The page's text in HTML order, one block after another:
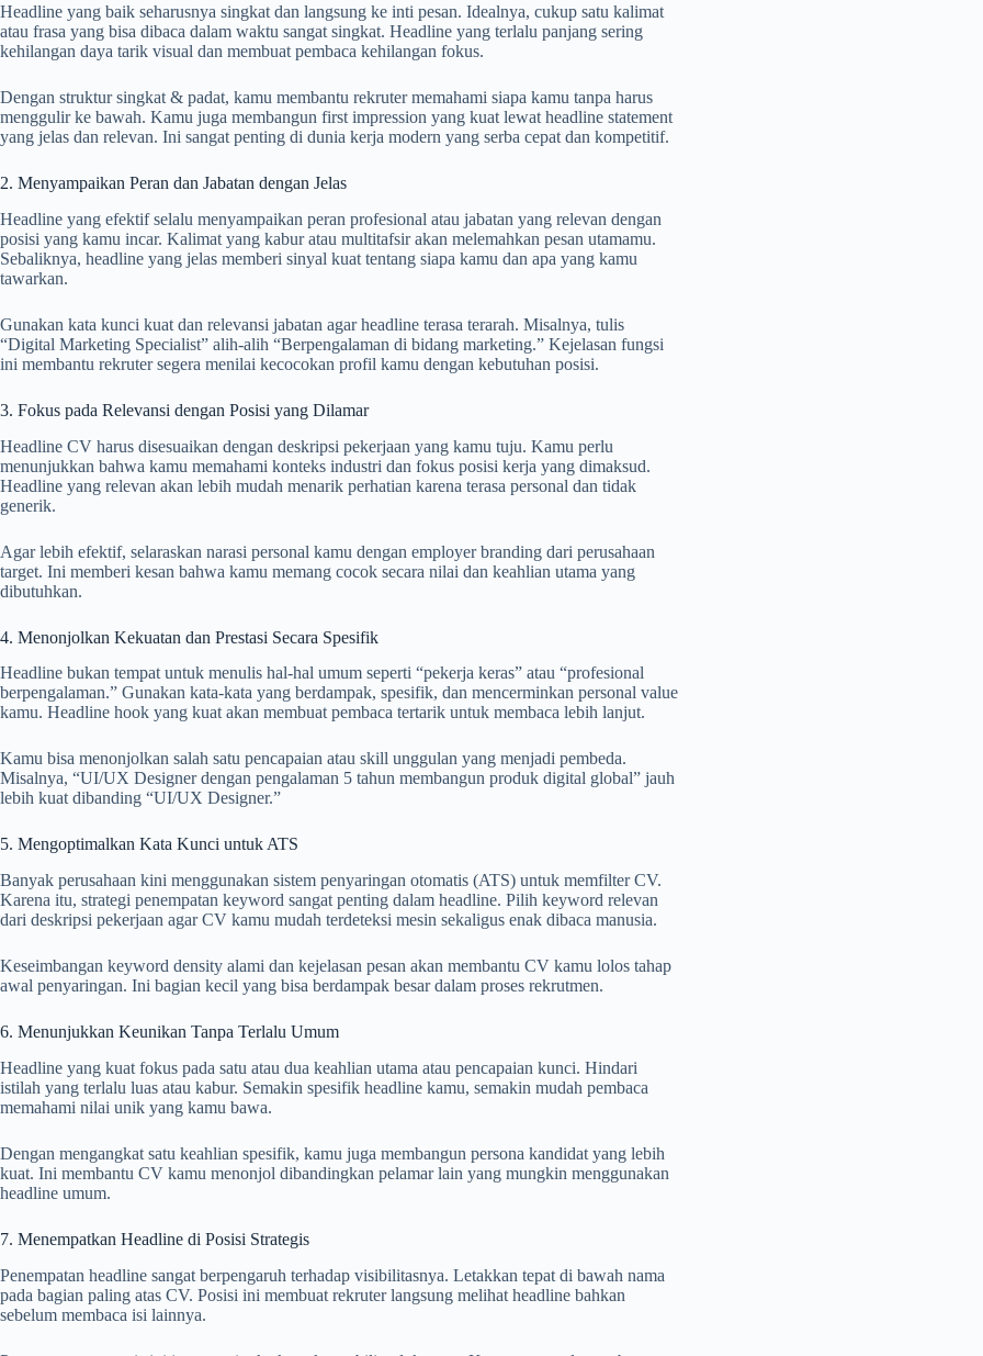
Headline yang baik seharusnya singkat dan langsung ke inti pesan. Idealnya, cukup satu kalimat
atau frasa yang bisa dibaca dalam waktu sangat singkat. Headline yang terlalu panjang sering
kehilangan daya tarik visual dan membuat pembaca kehilangan fokus.
Dengan struktur singkat & padat, kamu membantu rekruter memahami siapa kamu tanpa harus
menggulir ke bawah. Kamu juga membangun first impression yang kuat lewat headline statement
yang jelas dan relevan. Ini sangat penting di dunia kerja modern yang serba cepat dan kompetitif.
2. Menyampaikan Peran dan Jabatan dengan Jelas
Headline yang efektif selalu menyampaikan peran profesional atau jabatan yang relevan dengan
posisi yang kamu incar. Kalimat yang kabur atau multitafsir akan melemahkan pesan utamamu.
Sebaliknya, headline yang jelas memberi sinyal kuat tentang siapa kamu dan apa yang kamu
tawarkan.
Gunakan kata kunci kuat dan relevansi jabatan agar headline terasa terarah. Misalnya, tulis
“Digital Marketing Specialist” alih-alih “Berpengalaman di bidang marketing.” Kejelasan fungsi
ini membantu rekruter segera menilai kecocokan profil kamu dengan kebutuhan posisi.
3. Fokus pada Relevansi dengan Posisi yang Dilamar
Headline CV harus disesuaikan dengan deskripsi pekerjaan yang kamu tuju. Kamu perlu
menunjukkan bahwa kamu memahami konteks industri dan fokus posisi kerja yang dimaksud.
Headline yang relevan akan lebih mudah menarik perhatian karena terasa personal dan tidak
generik.
Agar lebih efektif, selaraskan narasi personal kamu dengan employer branding dari perusahaan
target. Ini memberi kesan bahwa kamu memang cocok secara nilai dan keahlian utama yang
dibutuhkan.
4. Menonjolkan Kekuatan dan Prestasi Secara Spesifik
Headline bukan tempat untuk menulis hal-hal umum seperti “pekerja keras” atau “profesional
berpengalaman.” Gunakan kata-kata yang berdampak, spesifik, dan mencerminkan personal value
kamu. Headline hook yang kuat akan membuat pembaca tertarik untuk membaca lebih lanjut.
Kamu bisa menonjolkan salah satu pencapaian atau skill unggulan yang menjadi pembeda.
Misalnya, “UI/UX Designer dengan pengalaman 5 tahun membangun produk digital global” jauh
lebih kuat dibanding “UI/UX Designer.”
5. Mengoptimalkan Kata Kunci untuk ATS
Banyak perusahaan kini menggunakan sistem penyaringan otomatis (ATS) untuk memfilter CV.
Karena itu, strategi penempatan keyword sangat penting dalam headline. Pilih keyword relevan
dari deskripsi pekerjaan agar CV kamu mudah terdeteksi mesin sekaligus enak dibaca manusia.
Keseimbangan keyword density alami dan kejelasan pesan akan membantu CV kamu lolos tahap
awal penyaringan. Ini bagian kecil yang bisa berdampak besar dalam proses rekrutmen.
6. Menunjukkan Keunikan Tanpa Terlalu Umum
Headline yang kuat fokus pada satu atau dua keahlian utama atau pencapaian kunci. Hindari
istilah yang terlalu luas atau kabur. Semakin spesifik headline kamu, semakin mudah pembaca
memahami nilai unik yang kamu bawa.
Dengan mengangkat satu keahlian spesifik, kamu juga membangun persona kandidat yang lebih
kuat. Ini membantu CV kamu menonjol dibandingkan pelamar lain yang mungkin menggunakan
headline umum.
7. Menempatkan Headline di Posisi Strategis
Penempatan headline sangat berpengaruh terhadap visibilitasnya. Letakkan tepat di bawah nama
pada bagian paling atas CV. Posisi ini membuat rekruter langsung melihat headline bahkan
sebelum membaca isi lainnya.